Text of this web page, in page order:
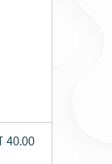
40.00